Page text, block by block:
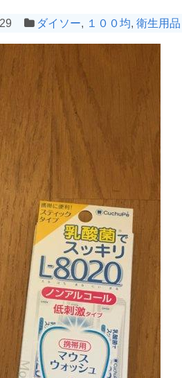
ダイソー, １００均, 衛生用品